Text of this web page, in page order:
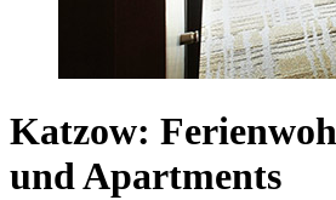
Katzow:
und Apartments